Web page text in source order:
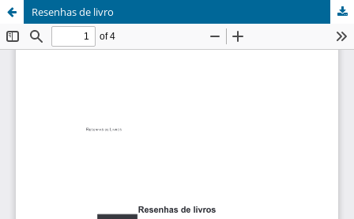
Resenhas de livro